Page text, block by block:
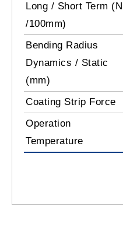
Long / Short Term (N
/100mm)
Bending Radius
Dynamics / Static
(mm)
Coating Strip Force
Operation
Temperature